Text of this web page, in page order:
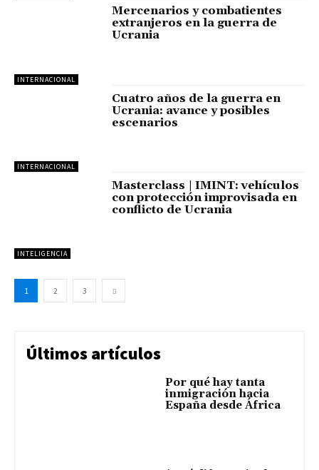
INTERNACIONAL
Mercenarios y combatientes
extranjeros en la guerra de
Ucrania
INTERNACIONAL
Cuatro años de la guerra en
Ucrania: avance y posibles
escenarios
INTELIGENCIA
Masterclass | IMINT: vehículos
con protección improvisada en
conflicto de Ucrania
1 2 3
Últimos artículos
Por qué hay tanta
inmigración hacia
España desde África